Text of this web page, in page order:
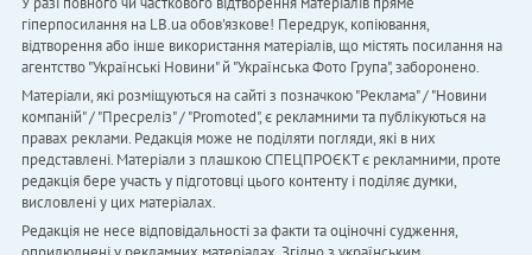
гіперпосилання на LB.ua обов'язкове! Передрук, копіювання,
відтворення або інше використання матеріалів, що містять посилання на
агентство "Українськi Новини" й "Українська Фото Група", заборонено.
Матеріали, які розміщуються на сайті з позначкою "Реклама" / "Новини
компаній" / "Пресреліз" / "Promoted", є рекламними та публікуються на
правах реклами. Редакція може не поділяти погляди, які в них
представлені. Матеріали з плашкою СПЕЦПРОЄКТ є рекламними, проте
редакція бере участь у підготовці цього контенту і поділяє думки,
висловлені у цих матеріалах.
Редакція не несе відповідальності за факти та оціночні судження,